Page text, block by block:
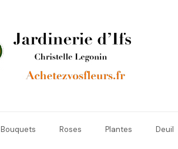
Bouquets Roses Plantes Deuil